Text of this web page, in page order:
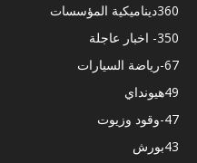
ديناميكية المؤسسات360
- اخبار عاجلة350
-رياضة السيارات67
هيونداي49
-وقود وزيوت47
بورش43